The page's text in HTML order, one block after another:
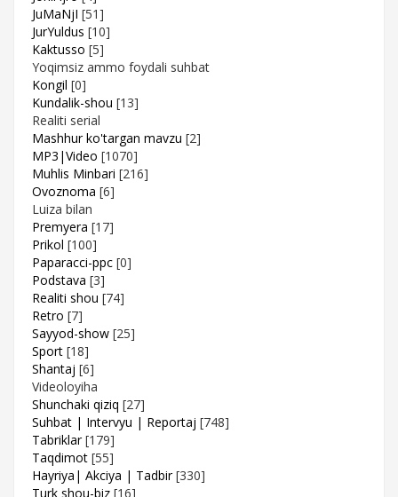
JuMaNjI [51]
JurYuldus [10]
Kaktusso [5]
Yoqimsiz ammo foydali suhbat
Kongil [0]
Kundalik-shou [13]
Realiti serial
Mashhur ko'targan mavzu [2]
MP3|Video [1070]
Muhlis Minbari [216]
Ovoznoma [6]
Luiza bilan
Premyera [17]
Prikol [100]
Paparacci-ppc [0]
Podstava [3]
Realiti shou [74]
Retro [7]
Sayyod-show [25]
Sport [18]
Shantaj [6]
Videoloyiha
Shunchaki qiziq [27]
Suhbat | Intervyu | Reportaj [748]
Tabriklar [179]
Taqdimot [55]
Hayriya| Akciya | Tadbir [330]
Turk shou-biz [16]